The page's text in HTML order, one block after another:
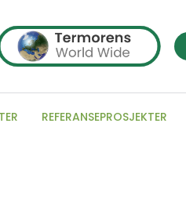
REFERANSEPROSJEKTER